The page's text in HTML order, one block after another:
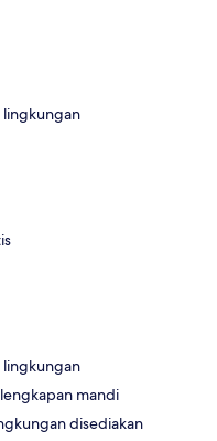
lingkungan
lingkungan
mandi
disediakan